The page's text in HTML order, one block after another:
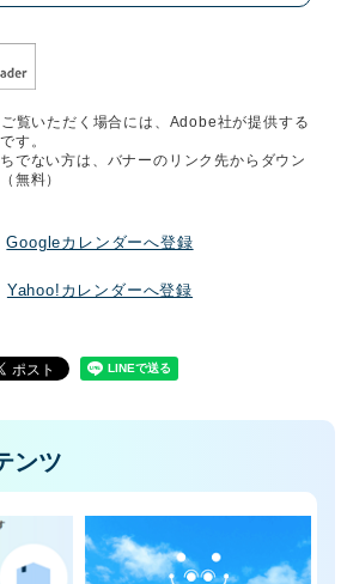
覧いただく場合には、Adobe社が提供する
す。
でない方は、バナーのリンク先からダウン
無料）
Googleカレンダーへ登録
Yahoo!カレンダーへ登録
ンツ